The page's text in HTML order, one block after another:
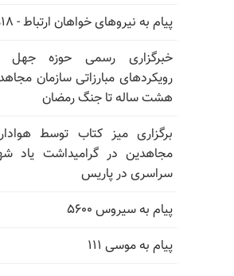
پیام به نیروهای خواهان ارتباط - ۱۸مرداد ۱۴۰۵
خبرگزاری رسمی حوزه جهل
رویکردهای مبارزاتی سازمان
هشت ساله تا جنگ رمضان
برگزاری میز کتاب توسط
مجاهدین در گرامیداشت یاد
سراسری در پاریس
پیام به سیروس ۵۶۰۰
پیام به موسی ۱۱۱